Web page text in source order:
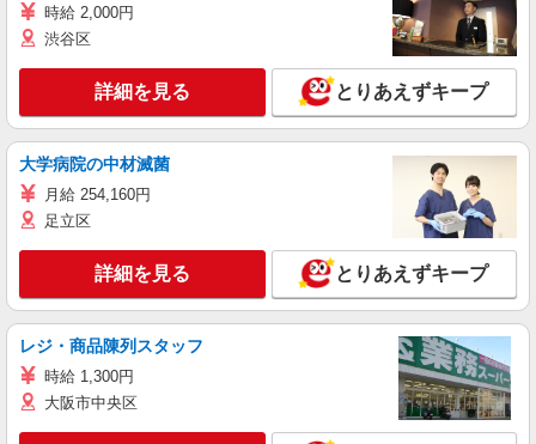
時給 2,000円
渋谷区
詳細を見る とりあえずキープ
大学病院の中材滅菌
月給 254,160円
足立区
詳細を見る とりあえずキープ
レジ・商品陳列スタッフ
時給 1,300円
大阪市中央区